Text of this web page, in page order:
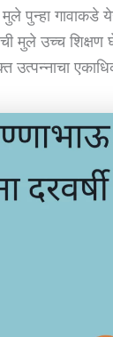
मुले पुन्हा
मुले उच्च शिक्षण